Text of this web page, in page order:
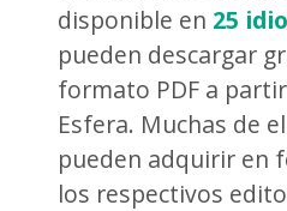
disponible en 25
pueden descargar
formato PDF a
Esfera. Muchas de
pueden adquirir en
los respectivos